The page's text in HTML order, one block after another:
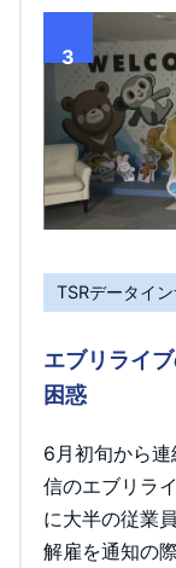
3
TSRデータイン
エブリライ
困惑
6月初旬から
信のエブリラ
に大半の従業
解雇を通知の